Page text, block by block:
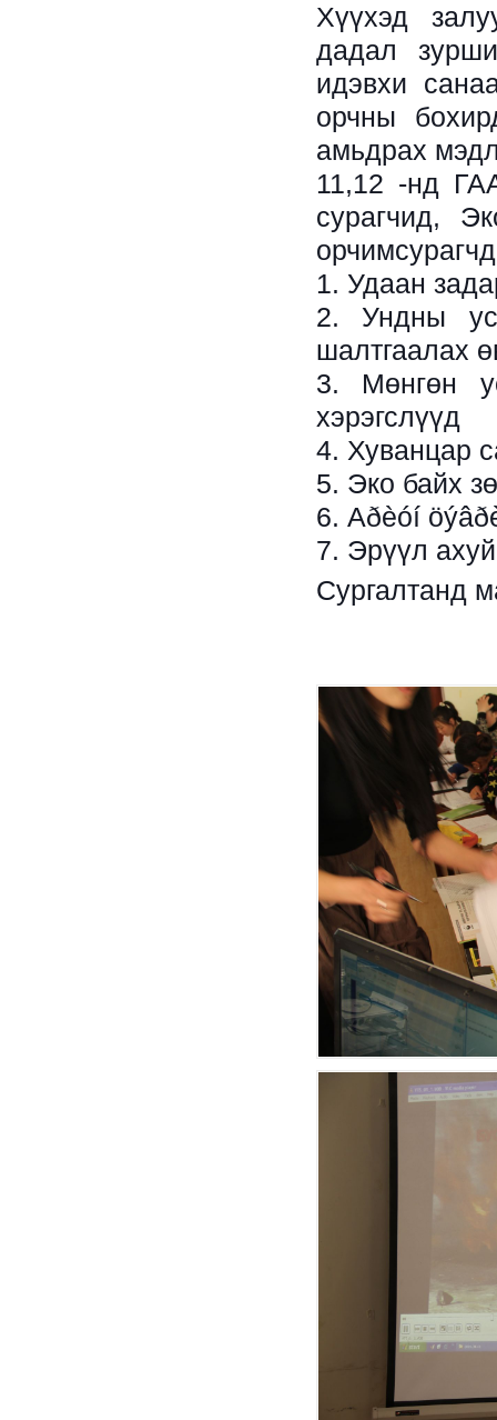
Хүүхэд
дадал
идэвхи
орчны
амьдрах
11,12 -нд
сурагчид,
орчим
1. Удаан
2. Ундны
шалтгаалах
3. Мөнгөн
хэрэгслүүд
4. Хуванцар
5. Эко байх
6. Аðèóí
7. Эрүүл
Сургалтанд